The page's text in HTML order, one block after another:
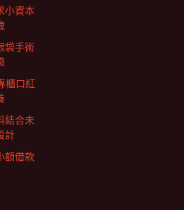
小資本
袋手術
櫃口紅
結合未
計
額借款